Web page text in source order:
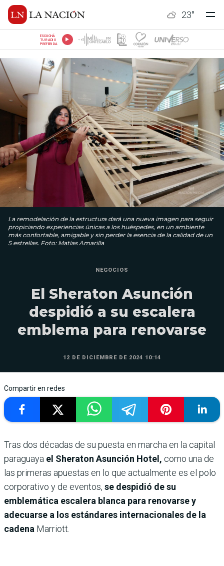
23°
ESCUCHÁ
TU RADIO
PREFERIDA
La remodelación de la estructura dará una nueva imagen para seguir
propiciando experiencias únicas a los huéspedes, en un ambiente
más confortable, amigable y sin perder la esencia de la calidad de un
5 estrellas. Foto: Matías Amarilla
NEGOCIOS
El Sheraton Asunción
despidió a su escalera
emblema para renovarse
12 DE DICIEMBRE DE 2024 10:14
Compartir en redes
Tras dos décadas de su puesta en marcha en la capital
paraguaya el Sheraton Asunción Hotel, como una de
las primeras apuestas en lo que actualmente es el polo
corporativo y de eventos, se despidió de su
emblemática escalera blanca para renovarse y
adecuarse a los estándares internacionales de la
cadena Marriott.